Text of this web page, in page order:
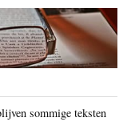
sommige teksten